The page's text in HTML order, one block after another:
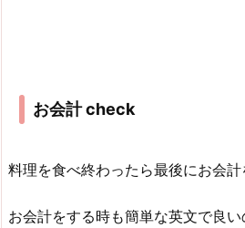
お会計check
料理を食べ終わったら最後にお会計
お会計をする時も簡単な英文で良い